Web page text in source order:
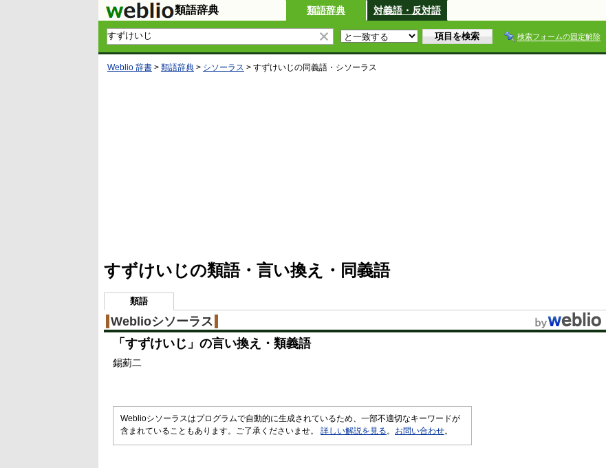
類語辞典 類語辞典 対義語・反対語
検索フォームの固定解除
Weblio 辞書 > 類語辞典 > シソーラス > すずけいじの同義語・シソーラス
5
%
すずけいじの類語・言い換え・同義語
類語
Weblioシソーラス
「 すずけいじ 」の言い換え・類義語
錫薊二
Weblioシソーラスはプログラムで自動的に生成されているため、一部不適切なキーワードが
含まれていることもあります。ご了承くださいませ。 詳しい解説を見る 。 お問い合わせ。